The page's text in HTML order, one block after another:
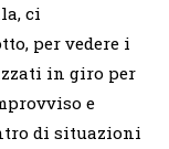
ci
per vedere i
in giro per
e
di situazioni